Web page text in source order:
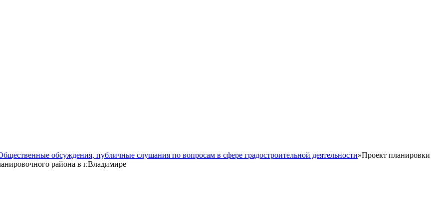
обсуждения, публичные слушания по вопросам в сфере градостроительной деятельности»Проект планировки
района в г.Владимире